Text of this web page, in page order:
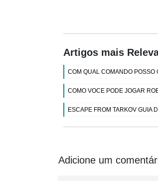
Artigos mais
COM QUAL COMANDO
COMO VOCE PODE JOGAR
ESCAPE FROM TARKOV GUIA
Adicione um